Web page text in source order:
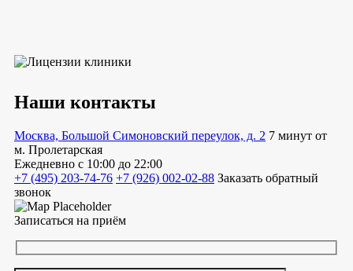
Наши контакты
Москва, Большой Симоновский переулок, д. 2 7 минут от
м. Пролетарская
Ежедневно с 10:00 до 22:00
+7 (495) 203-74-76 +7 (926) 002-02-88 Заказать обратный
звонок
Записаться на приём